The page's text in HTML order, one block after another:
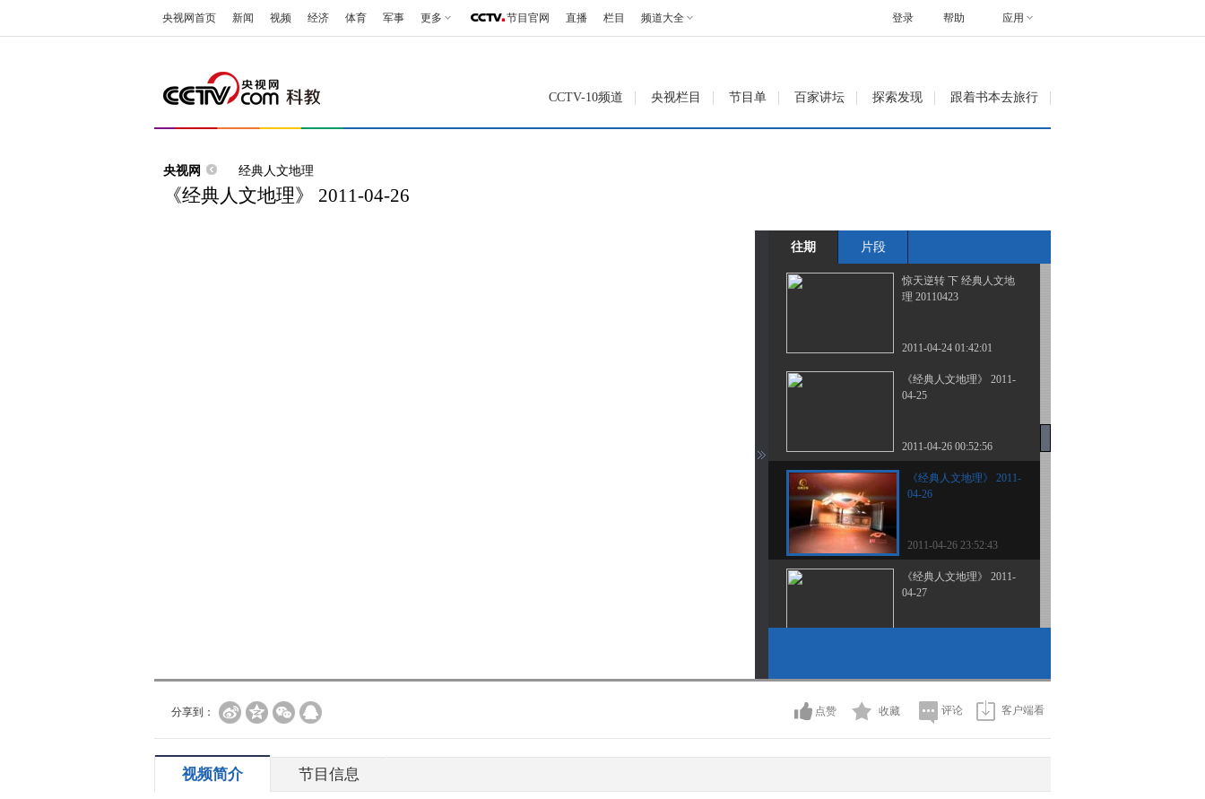
央视网首页 新闻 视频 经济 体育 军事 更多 节目官网 直播 栏目 频道大全 帮助 应用
登录
CCTV-10频道 央视栏目 节目单 百家讲坛 探索发现 跟着书本去旅行
央视网 经典人文地理
《经典人文地理》 2011-04-26
往期 片段
理 20110421
惊天逆转 下 经典人文地
理 20110423
2011-04-24 01:42:01
《经典人文地理》 2011-
04-25
2011-04-26 00:52:56
《经典人文地理》 2011-
04-26
2011-04-26 23:52:43
《经典人文地理》 2011-
04-27
2011-04-30 00:50:23
05-02
分享到： 点赞 收藏 评论 客户端看
视频简介 节目信息